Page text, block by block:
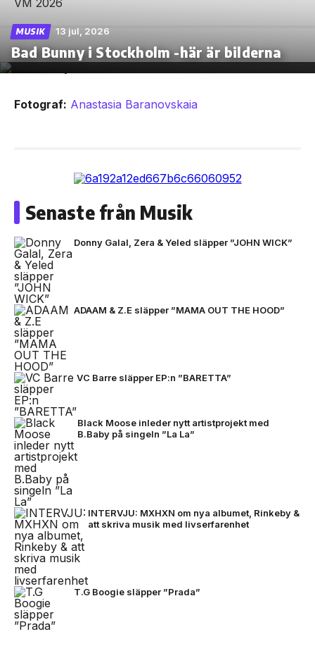
MUSIK 13 jul, 2026
Bad Bunny i Stockholm -här är bilderna
Fotograf: Anastasia Baranovskaia
Senaste från Musik
Donny Galal, Zera & Yeled släpper ”JOHN WICK”
ADAAM & Z.E släpper ”MAMA OUT THE HOOD”
VC Barre släpper EP:n ”BARETTA”
Black Moose inleder nytt artistprojekt med
B.Baby på singeln ”La La”
INTERVJU: MXHXN om nya albumet, Rinkeby &
att skriva musik med livserfarenhet
T.G Boogie släpper ”Prada”